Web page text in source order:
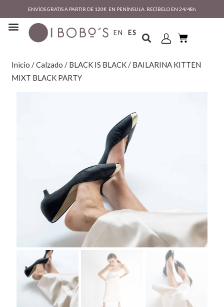
ENVÍOS GRATIS A PARTIR DE 120€ EN PENÍNSULA. RECÍBELO EN 24/48h
EN ES
Inicio /Calzado / BLACK IS BLACK/ BAILARINA KITTEN
MIXT BLACK PARTY